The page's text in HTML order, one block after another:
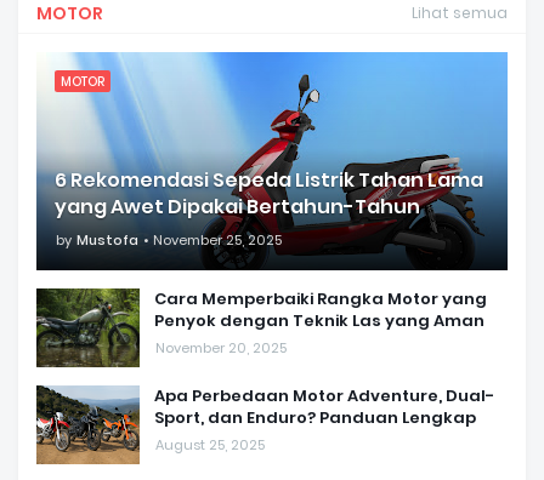
MOTOR Lihat semua
MOTOR
6 Rekomendasi Sepeda Listrik Tahan Lama
yang Awet Dipakai Bertahun-Tahun
by Mustofa November 25, 2025
Cara Memperbaiki Rangka Motor yang
Penyok dengan Teknik Las yang Aman
November 20, 2025
Apa Perbedaan Motor Adventure, Dual-
Sport, dan Enduro? Panduan Lengkap
August 25, 2025